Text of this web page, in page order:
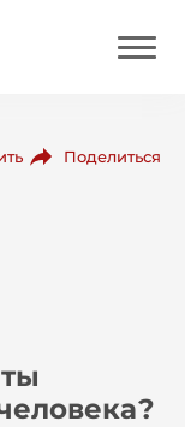
Поделиться